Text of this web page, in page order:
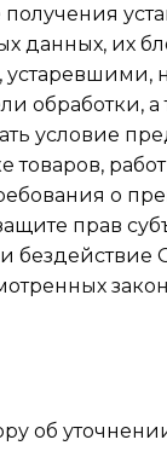
данных, их
устаревшими,
обработки, а
условие
о
прав
бездействие
об